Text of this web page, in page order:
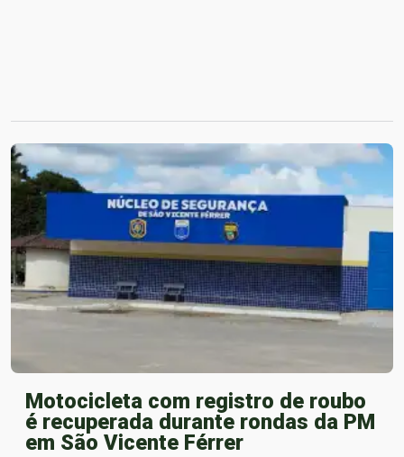
Motocicleta com registro de roubo
é recuperada durante rondas da PM
em São Vicente Férrer